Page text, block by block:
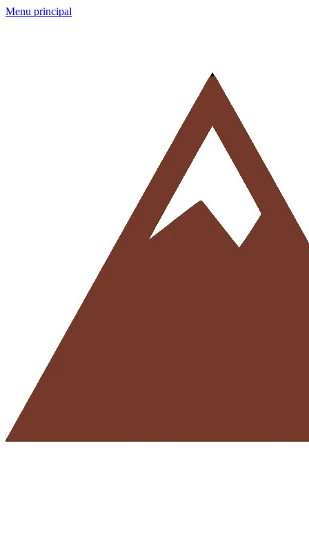
Menu principal